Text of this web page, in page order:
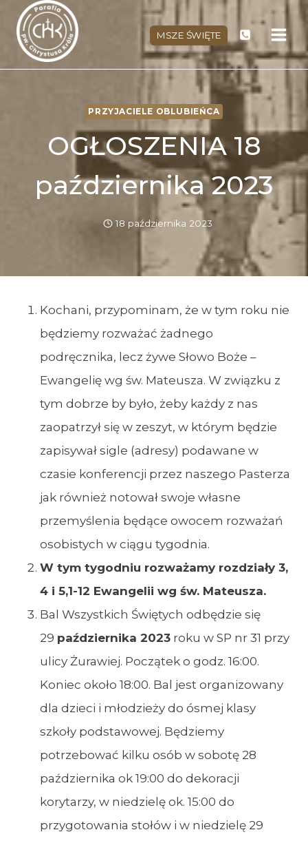
Przejdź
treści
MSZE ŚWIĘTE
PRZYJACIELE OBLUBIEŃCA
OGŁOSZENIA 18
października 2023
18 października 2023
Kochani, przypominam, że w tym roku nie
będziemy rozważać żadnego
podręcznika, lecz żywe Słowo Boże –
Ewangelię wg św. Mateusza. W związku z
tym dobrze by było, żeby każdy z nas
zaopatrzył się w zeszyt, w którym będzie
zapisywał sigle (adresy) podawane w
czasie konferencji przez naszego Pasterza
jak również notował swoje własne
przemyślenia będące owocem rozważań
osobistych w ciągu tygodnia.
W tym tygodniu rozważamy rozdziały 3,
4 i 5,1-12 Ewangelii wg św. Mateusza.
Bal Wszystkich Świętych odbędzie się
29 października 2023 roku w SP nr 31 przy
ulicy Żurawiej. Początek o godz. 16:00.
Koniec około 18:00. Bal jest organizowany
dla dzieci i młodzieży do ósmej klasy
szkoły podstawowej. Będziemy
potrzebować kilku osób w sobotę 28
października ok 19:00 do dekoracji
korytarzy, w niedzielę ok. 15:00 do
przygotowania stołów i w niedzielę 29